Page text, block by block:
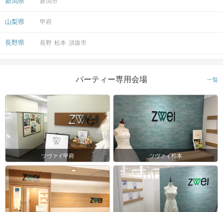
山梨県 甲府
長野県 長野 松本 須坂市
パーティー専用会場 一覧
ツヴァイ甲府 ツヴァイ松本